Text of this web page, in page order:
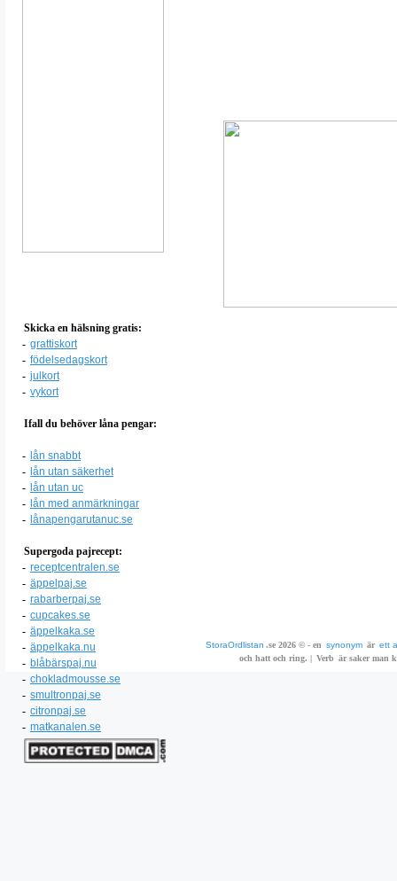
Skicka en hälsning gratis:
- grattiskort
- födelsedagskort
- julkort
- vykort
Ifall du behöver låna pengar:
- lån snabbt
- lån utan säkerhet
- lån utan uc
- lån med anmärkningar
- lånapengarutanuc.se
Supergoda pajrecept:
- receptcentralen.se
- äppelpaj.se
- rabarberpaj.se
- cupcakes.se
- äppelkaka.se
- äppelkaka.nu
- blåbärspaj.nu
- chokladmousse.se
- smultronpaj.se
- citronpaj.se
- matkanalen.se
StoraOrdlistan .se 2026 © - en synonym är ett
och hatt och ring. | Verb är saker man